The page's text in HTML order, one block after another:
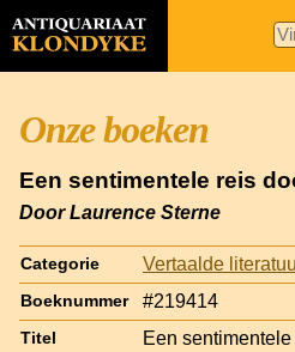
Onze boeken
Een sentimentele reis
Door Laurence Sterne
Categorie Vertaalde
Boeknummer #219414
Titel
Een